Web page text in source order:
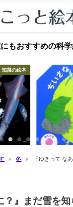
もおすすめの科
知識の絵本
冬
『ゆきって な
？』まだ雪を